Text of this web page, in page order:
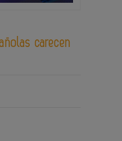
carecen